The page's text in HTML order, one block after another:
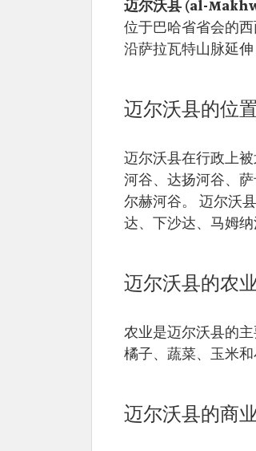
迈尔沃县 (al-
位于巴哈省省会的
沿萨拉瓦特山脉延伸
迈尔沃县的位
迈尔沃县在行政上
河谷、达扬河谷、
尔赫河谷。 迈尔沃
达、下沙达、马姆纳
迈尔沃县的农
农业是迈尔沃县的
橘子、蔬菜、玉米
迈尔沃县的商